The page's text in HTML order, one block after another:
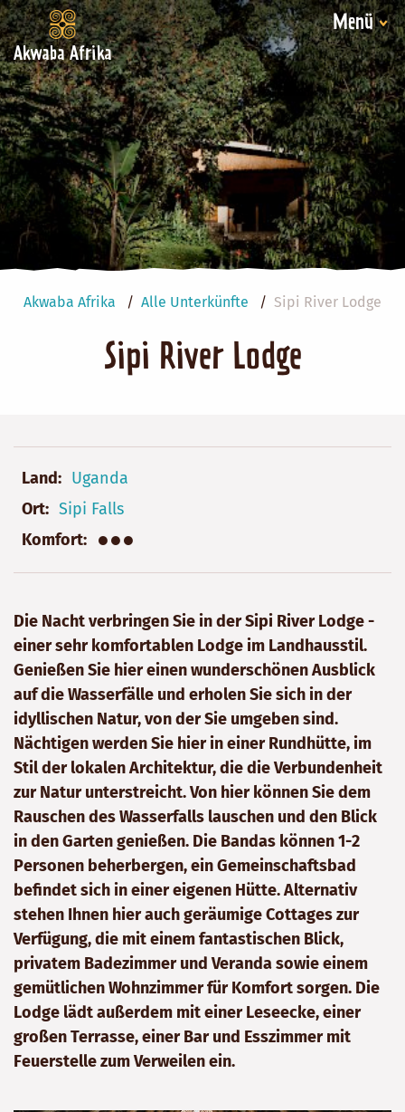
Akwaba Afrika
Menü
Akwaba Afrika Alle Unterkünfte Sipi River Lodge
Sipi River Lodge
Land
Uganda
Ort
Sipi Falls
Komfort
●●●
Die Nacht verbringen Sie in der Sipi River Lodge -
einer sehr komfortablen Lodge im Landhausstil.
Genießen Sie hier einen wunderschönen Ausblick
auf die Wasserfälle und erholen Sie sich in der
idyllischen Natur, von der Sie umgeben sind.
Nächtigen werden Sie hier in einer Rundhütte, im
Stil der lokalen Architektur, die die Verbundenheit
zur Natur unterstreicht. Von hier können Sie dem
Rauschen des Wasserfalls lauschen und den Blick
in den Garten genießen. Die Bandas können 1-2
Personen beherbergen, ein Gemeinschaftsbad
befindet sich in einer eigenen Hütte. Alternativ
stehen Ihnen hier auch geräumige Cottages zur
Verfügung, die mit einem fantastischen Blick,
privatem Badezimmer und Veranda sowie einem
gemütlichen Wohnzimmer für Komfort sorgen. Die
Lodge lädt außerdem mit einer Leseecke, einer
großen Terrasse, einer Bar und Esszimmer mit
Feuerstelle zum Verweilen ein.